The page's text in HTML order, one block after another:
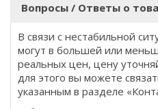
Вопросы / Ответы о
В связи с нестабильной
могут в большей или
реальных цен, цену
для этого вы можете
указанным в разделе